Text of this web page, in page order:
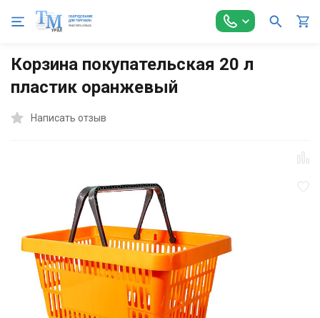
Главная Торговое оборудование Оборудование для
Корзина покупательская 20 л
пластик оранжевый
Написать отзыв